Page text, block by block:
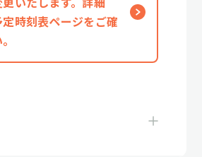
時刻表ページをご確